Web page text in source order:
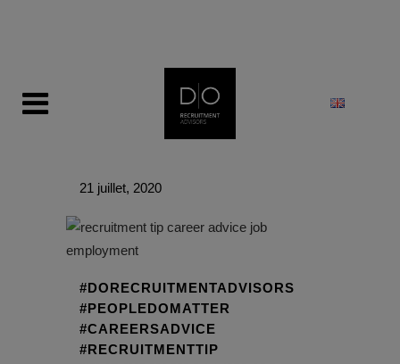
21 juillet, 2020
#DORECRUITMENTADVISORS
#PEOPLEDOMATTER
#CAREERSADVICE
#RECRUITMENTTIP